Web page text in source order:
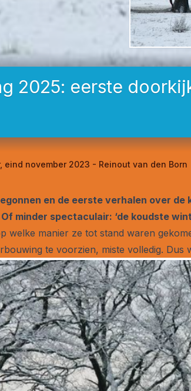
2025: eerste
eind november 2023 - Reinout van den Born
en de eerste verhalen over
minder spectaculair: ‘de koudste
welke manier ze tot stand waren
te voorzien, miste volledig.